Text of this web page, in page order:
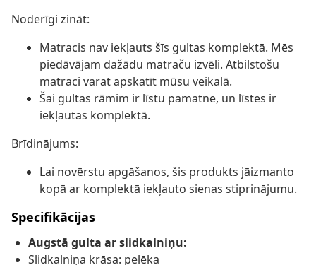
Noderīgi zināt:
Matracis nav iekļauts šīs gultas komplektā. Mēs
piedāvājam dažādu matraču izvēli. Atbilstošu
matraci varat apskatīt mūsu veikalā.
Šai gultas rāmim ir līstu pamatne, un līstes ir
iekļautas komplektā.
Brīdinājums:
Lai novērstu apgāšanos, šis produkts jāizmanto
kopā ar komplektā iekļauto sienas stiprinājumu.
Specifikācijas
Augstā gulta ar slidkalniņu:
Slidkalniņa krāsa: pelēka